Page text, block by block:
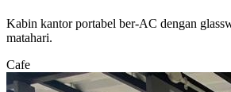
Kabin kantor portabel ber-AC dengan
matahari.
Cafe